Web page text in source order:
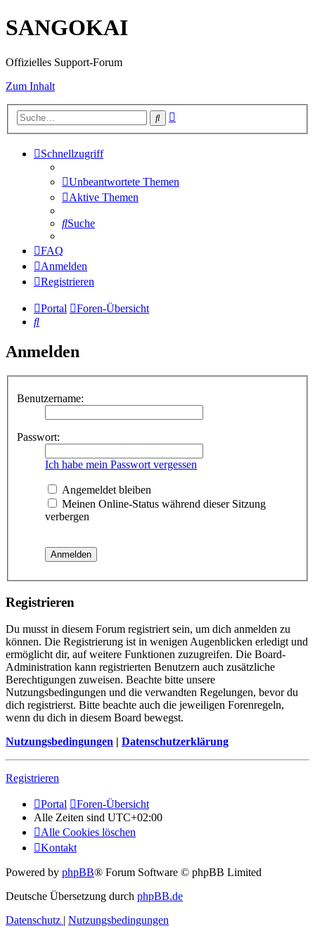
SANGOKAI
Offizielles Support-Forum
Zum Inhalt
Suche
Schnellzugriff
Unbeantwortete Themen
Aktive Themen
Suche
FAQ
Anmelden
Registrieren
Portal
Foren-Übersicht
Suche
Anmelden
Benutzername:
Passwort:
Ich habe mein Passwort vergessen
Angemeldet bleiben
Meinen Online-Status während dieser Sitzung
verbergen
Registrieren
Du musst in diesem Forum registriert sein, um dich anmelden zu
können. Die Registrierung ist in wenigen Augenblicken erledigt und
ermöglicht dir, auf weitere Funktionen zuzugreifen. Die Board-
Administration kann registrierten Benutzern auch zusätzliche
Berechtigungen zuweisen. Beachte bitte unsere
Nutzungsbedingungen und die verwandten Regelungen, bevor du
dich registrierst. Bitte beachte auch die jeweiligen Forenregeln,
wenn du dich in diesem Board bewegst.
Nutzungsbedingungen | Datenschutzerklärung
Registrieren
Portal
Foren-Übersicht
Alle Zeiten sind UTC+02:00
Alle Cookies löschen
Kontakt
Powered by phpBB® Forum Software © phpBB Limited
Deutsche Übersetzung durch phpBB.de
Datenschutz | Nutzungsbedingungen